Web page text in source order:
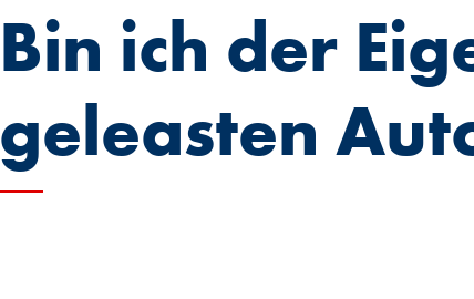
Bin ich der
geleasten